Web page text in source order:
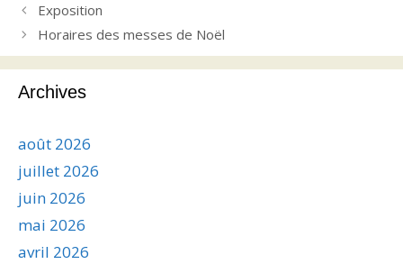
Exposition
Horaires des messes de Noël
Archives
août 2026
juillet 2026
juin 2026
mai 2026
avril 2026